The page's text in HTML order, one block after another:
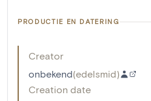
PRODUCTIE EN DATERING
Creator
onbekend(edelsmid)
Creation date